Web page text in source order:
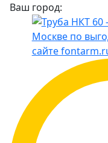
Ваш город: